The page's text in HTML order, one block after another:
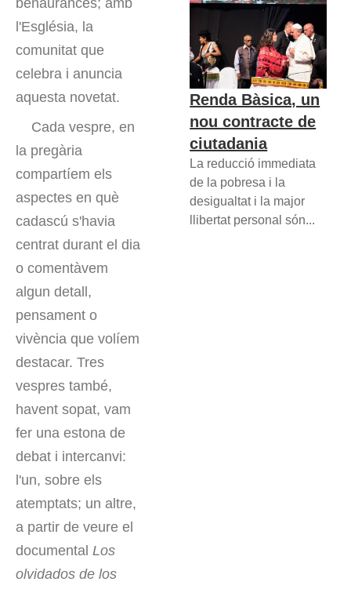
benaurances; amb
l'Església, la
comunitat que
celebra i anuncia
aquesta novetat.
Cada vespre, en
la pregària
compartíem els
aspectes en què
cadascú s'havia
centrat durant el dia
o comentàvem
algun detall,
pensament o
vivència que volíem
destacar. Tres
vespres també,
havent sopat, vam
fer una estona de
debat i intercanvi:
l'un, sobre els
atemptats; un altre,
a partir de veure el
documental Los
olvidados de los
Renda Bàsica, un
nou contracte de
ciutadania
La reducció immediata
de la pobresa i la
desigualtat i la major
llibertat personal són...